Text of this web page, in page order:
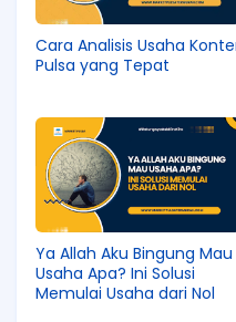
Cara Analisis Usaha
Pulsa yang Tepat
Ya Allah Aku Bingung Mau
Usaha Apa? Ini Solusi
Memulai Usaha dari Nol